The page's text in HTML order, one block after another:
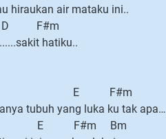
hiraukan air mataku ini..
F#m
hatiku..
E F#m
tubuh yang luka ku tak apa…
E F#m Bm